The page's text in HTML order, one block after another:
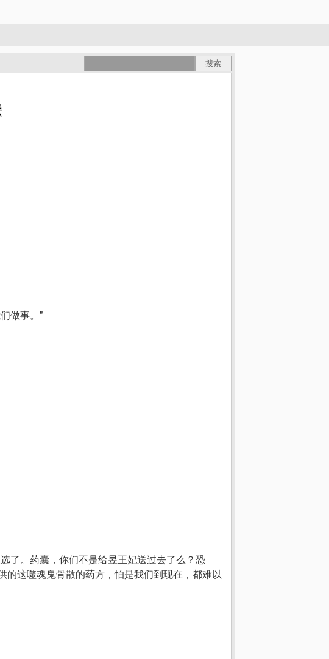
做事。”
了。药囊，你们不是给昱王妃送过去了么？恐
这噬魂鬼骨散的药方，怕是我们到现在，都难以